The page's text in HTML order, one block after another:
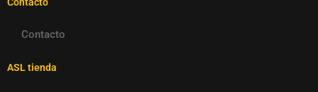
Contacto
ASL tienda